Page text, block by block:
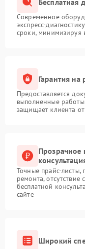
Современное
экспресс-
сроки, минимизируя
Гарантия на
Предоставляется
выполненные
защищает клиента
Прозрачное
Точные прайс-листы,
ремонта,
бесплатной
сайте
Широкий